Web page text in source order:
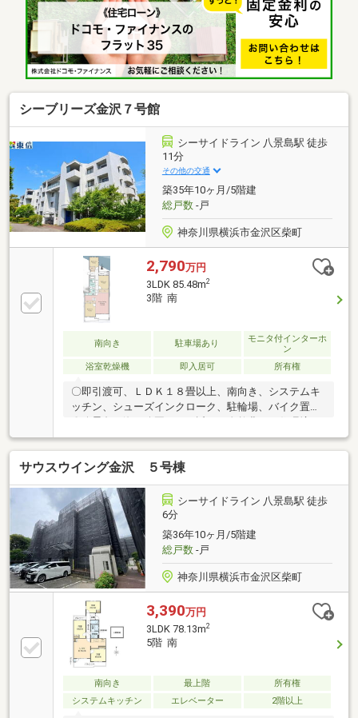
シーブリーズ金沢７号館
シーサイドライン 八景島駅 徒歩
11分
その他の交通
築35年10ヶ月/5階建
総戸数-戸
神奈川県横浜市金沢区柴町
2,790万円
3LDK 85.48m2
3階 南
南向き 駐車場あり
モニタ付インターホ
ン
浴室乾燥機
即入居可 所有権
〇即引渡可、ＬＤＫ１８畳以上、南向き、システムキ
ッチン、シューズインクローク、駐輪場、バイク置場
〇八景島や海の公園がすぐ近くの自然豊かな住環境に
佇む、3階・南向きで日当たり良好な3LDKです 。 専有
面積85.48㎡のゆとりある広さに加え、風通しの良い両
面バルコニーが魅力 。2026年5月にリノベーションが
完了したばかりの綺麗な内装で新生活をスタートでき
ます 。〇 「八景島駅」徒歩7分と駅チカで、敷地内駐
車場も空きがあり、ファミリーに一押しのリノベマン
ションです 。●エレベーター停止階は１，４階です
サウスウイング金沢 ５号棟
シーサイドライン 八景島駅 徒歩
6分
築36年10ヶ月/5階建
総戸数-戸
神奈川県横浜市金沢区柴町
3,390万円
3LDK 78.13m2
5階 南
南向き 最上階
所有権
システムキッチン
エレベーター 2階以上